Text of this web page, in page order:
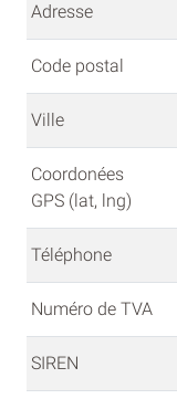
Adresse
Code postal
Ville
Coordonées
GPS (lat, lng)
Téléphone
Numéro de TVA
SIREN